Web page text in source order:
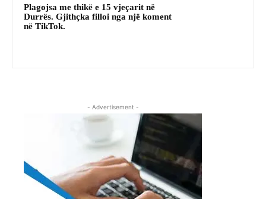
Plagojsa me thikë e 15 vjeçarit në
Durrës. Gjithçka filloi nga një koment
në TikTok.
- Advertisement -